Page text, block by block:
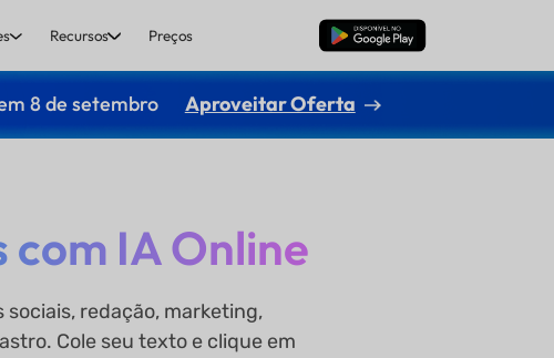
Recursos Preços Baixar Grátis
8 de setembro Aproveitar Oferta
IA Online
redação, marketing,
Cole seu texto e clique em